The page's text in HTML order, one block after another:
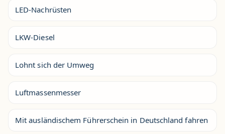
LED-Nachrüsten
LKW-Diesel
Lohnt sich der Umweg
Luftmassenmesser
Mit ausländischem Führerschein in Deutschland fahren